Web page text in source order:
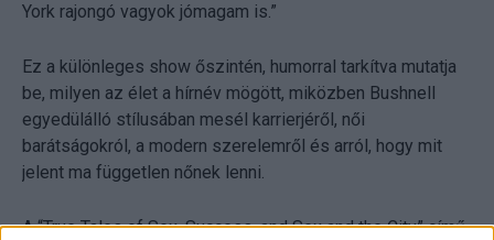
York rajongó vagyok jómagam is.”
Ez a különleges show őszintén, humorral tarkítva mutatja
be, milyen az élet a hírnév mögött, miközben Bushnell
egyedülálló stílusában mesél karrierjéről, női
barátságokról, a modern szerelemről és arról, hogy mit
jelent ma független nőnek lenni.
A “True Tales of Sex, Success, and Sex and the City” című